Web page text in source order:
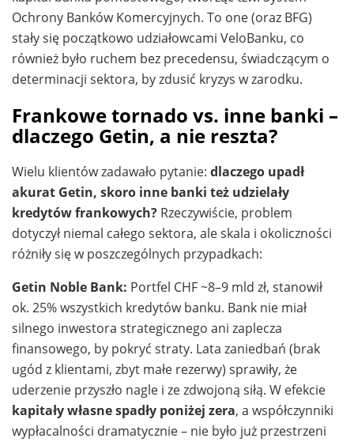
Ochrony Banków Komercyjnych. To one (oraz BFG)
stały się początkowo udziałowcami VeloBanku, co
również było ruchem bez precedensu, świadczącym o
determinacji sektora, by zdusić kryzys w zarodku.
Frankowe tornado vs. inne banki –
dlaczego Getin, a nie reszta?
Wielu klientów zadawało pytanie: dlaczego upadł
akurat Getin, skoro inne banki też udzielały
kredytów frankowych? Rzeczywiście, problem
dotyczył niemal całego sektora, ale skala i okoliczności
różniły się w poszczególnych przypadkach:
Getin Noble Bank: Portfel CHF ~8–9 mld zł, stanowił
ok. 25% wszystkich kredytów banku. Bank nie miał
silnego inwestora strategicznego ani zaplecza
finansowego, by pokryć straty. Lata zaniedbań (brak
ugód z klientami, zbyt małe rezerwy) sprawiły, że
uderzenie przyszło nagle i ze zdwojoną siłą. W efekcie
kapitały własne spadły poniżej zera, a współczynniki
wypłacalności dramatycznie – nie było już przestrzeni